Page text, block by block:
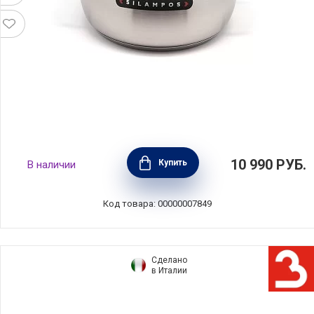
Кастрюля из нержавеющей стали с
крышкой "Роял" объем 2,2 л, диаметр 18 см,
Silampos, Португалия, 633123VY1018
В наличии Купить 10 990 РУБ.
Код товара: 00000007849
Сделано
в Италии